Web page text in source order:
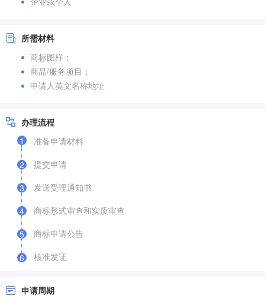
所需材料
商标图样；
商品/服务项目；
申请人英文名称地址
办理流程
1
准备申请材料
2
提交申请
3
发送受理通知书
4
商标形式审查和实质审查
5
商标申请公告
6 核准发证
申请周期